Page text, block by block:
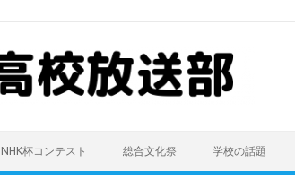
NHK杯コンテスト 総合文化祭 学校の話題